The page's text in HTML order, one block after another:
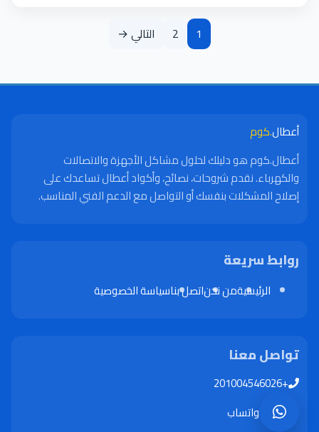
1
2 التالي →
أعطال.كوم
أعطال.كوم هو دليلك لحلول مشاكل الأجهزة والاتصالات
والكهرباء. نقدم شروحات، نصائح، وأكواد أعطال تساعدك على
إصلاح المشكلات بنفسك أو التواصل مع الدعم الفني المناسب.
روابط سريعة
الرئيسيةمن نحناتصل بناسياسة الخصوصية
تواصل معنا
+201004546026
واتساب